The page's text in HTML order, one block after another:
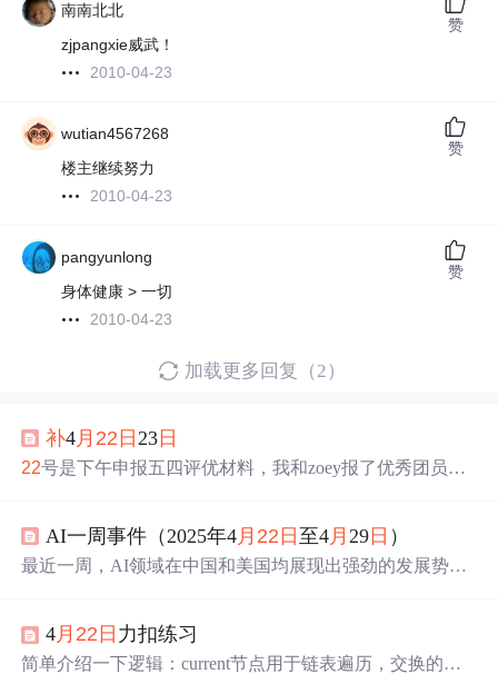
南南北北
zjpangxie威武！
2010-04-23
赞
wutian4567268
楼主继续努力
2010-04-23
赞
pangyunlong
身体健康 > 一切
2010-04-23
赞
加载更多回复（2）
补4 月 22 日 23日
22号是下午申报五四评优材料，我和zoey报了优秀团员标
了。然后是这个的收集工作，非常的繁琐。22号当天晚上
给他们改格式改到一点，23号早八改了一整节课，微积分
了，彩排了几遍之后就一起去吃饭了，好像叫什么什么
汇，非常的豪华的包间。好像过来之后也没什么大事，主
要就是这个五四评优要的太急了，所以统计压力特别大。
AI一周事件（2025年4 月 22 日至4 月 29日 ）
最近一周，AI领域在中国和美国均展现出强劲的发展势
理、算力和应用上的挑战
应链上的分歧可能进一步影响全球AI生态的演变。未来，
4月 22 日 力扣练习
简单介绍一下逻辑：current节点用于链表遍历，交换的两